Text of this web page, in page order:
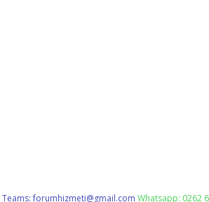
Teams:forumhizmeti@gmail.com Whatsapp: 0262